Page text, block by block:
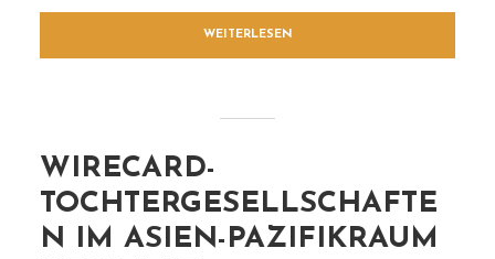
WEITERLESEN
WIRECARD-
TOCHTERGESELLSCHAFTE
N IM ASIEN-PAZIFIKRAUM